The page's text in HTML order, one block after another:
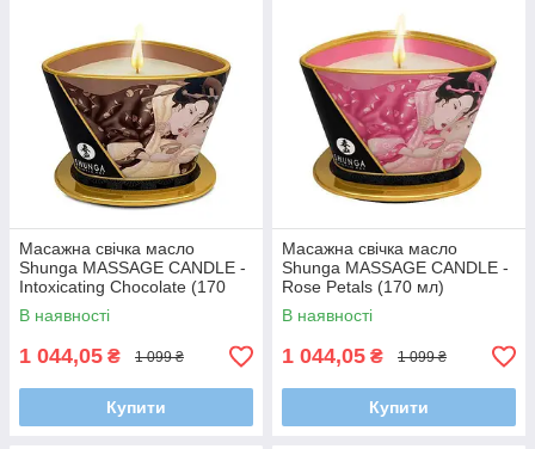
Масажна свічка масло
Shunga MASSAGE CANDLE -
Intoxicating Chocolate (170
мл)
В наявності
1 044,05 ₴ 1 099 ₴
Купити
Масажна свічка масло
Shunga MASSAGE CANDLE -
Rose Petals (170 мл)
В наявності
1 044,05 ₴ 1 099 ₴
Купити